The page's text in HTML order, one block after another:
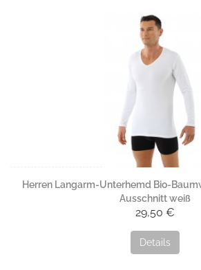
Herren Langarm-Unterhemd Bio-
Ausschnitt weiß
29,50 €
Details